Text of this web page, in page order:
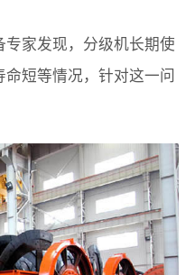
家发现，分级机长期使
短等情况，针对这一问